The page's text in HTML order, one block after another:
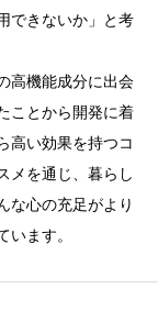
できないか」と考
高機能成分に出会
ことから開発に着
高い効果を持つコ
メを通じ、暮らし
な心の充足がより
ます。